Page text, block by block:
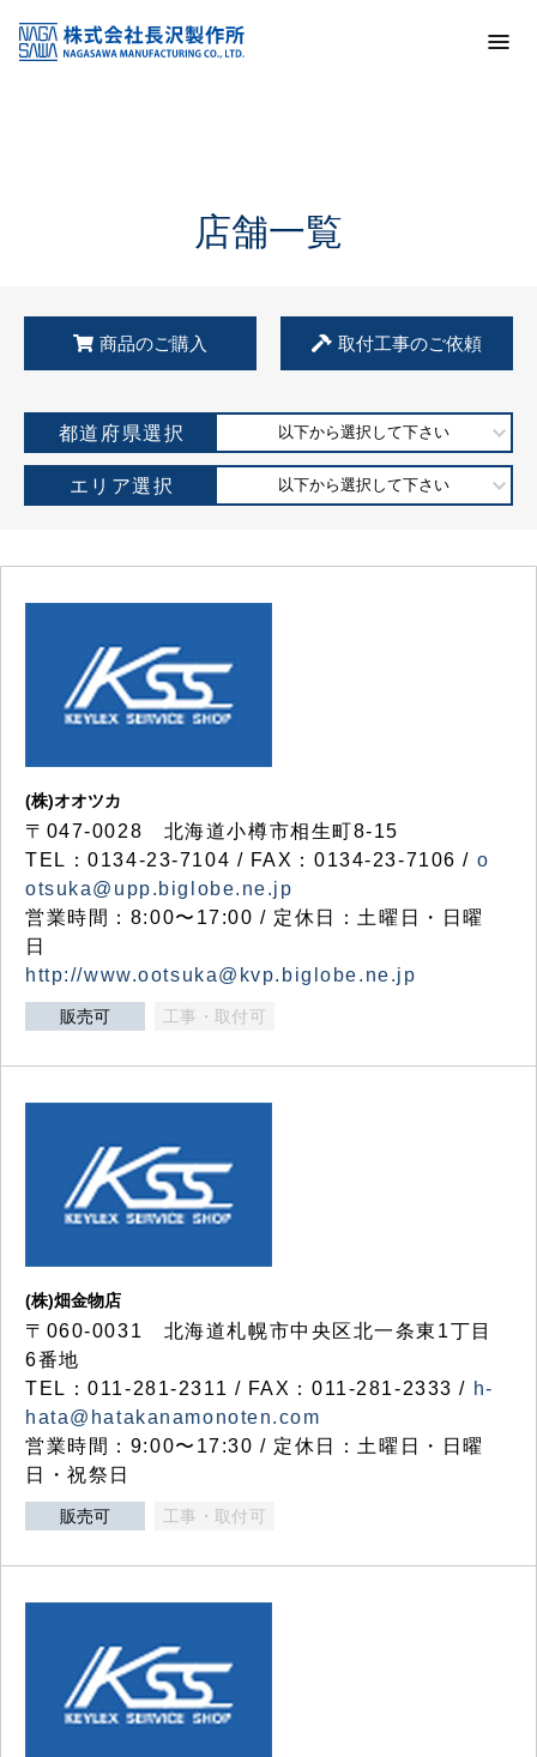
KSS加盟店・取扱店情報
店舗一覧
店舗一覧
商品のご購入 取付工事のご依頼
都道府県選択 以下から選択して下さい
エリア選択 以下から選択して下さい
(株)オオツカ
〒047-0028 北海道小樽市相生町8-15
TEL：0134-23-7104 / FAX：0134-23-7106 / o
otsuka@upp.biglobe.ne.jp
営業時間：8:00〜17:00 / 定休日：土曜日・日曜
日
http://www.ootsuka@kvp.biglobe.ne.jp
販売可 工事・取付可
(株)畑金物店
〒060-0031 北海道札幌市中央区北一条東1丁目
6番地
TEL：011-281-2311 / FAX：011-281-2333 / h-
hata@hatakanamonoten.com
営業時間：9:00〜17:30 / 定休日：土曜日・日曜
日・祝祭日
販売可 工事・取付可